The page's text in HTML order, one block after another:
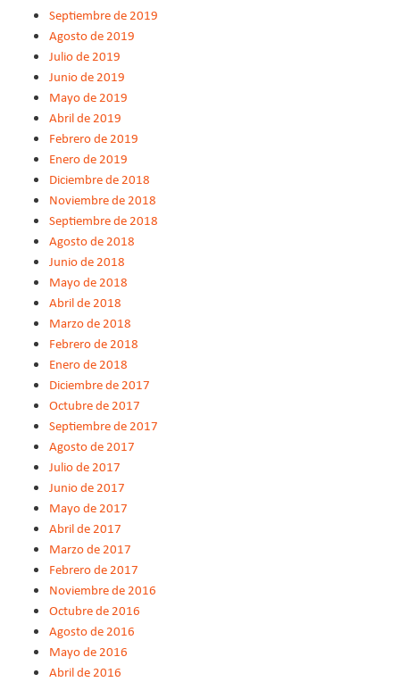
Septiembre de 2019
Agosto de 2019
Julio de 2019
Junio de 2019
Mayo de 2019
Abril de 2019
Febrero de 2019
Enero de 2019
Diciembre de 2018
Noviembre de 2018
Septiembre de 2018
Agosto de 2018
Junio de 2018
Mayo de 2018
Abril de 2018
Marzo de 2018
Febrero de 2018
Enero de 2018
Diciembre de 2017
Octubre de 2017
Septiembre de 2017
Agosto de 2017
Julio de 2017
Junio de 2017
Mayo de 2017
Abril de 2017
Marzo de 2017
Febrero de 2017
Noviembre de 2016
Octubre de 2016
Agosto de 2016
Mayo de 2016
Abril de 2016